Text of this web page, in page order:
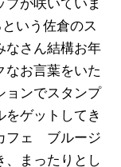
が咲いていま
いう佐倉のス
なさん結構お年
なお言葉をいた
ョンでスタンプ
をゲットしてき
フェ ブルージ
、まったりとし